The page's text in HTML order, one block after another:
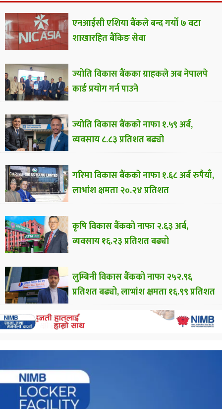
एनआईसी एशिया बैंकले बन्द गर्यो ७ वटा
शाखारहित बैंकिङ सेवा
ज्योति विकास बैंकका ग्राहकले अब नेपालपे
कार्ड प्रयोग गर्न पाउने
ज्योति विकास बैंकको नाफा १.५९ अर्ब,
व्यवसाय ८.८३ प्रतिशत बढ्यो
गरिमा विकास बैंकको नाफा १.६८ अर्ब रुपैयाँ,
लाभांश क्षमता २०.२४ प्रतिशत
कृषि विकास बैंकको नाफा २.६३ अर्ब,
व्यवसाय १६.२३ प्रतिशत बढ्यो
लुम्बिनी विकास बैंकको नाफा २५२.९६
प्रतिशत बढ्यो, लाभांश क्षमता १६.९९ प्रतिशत